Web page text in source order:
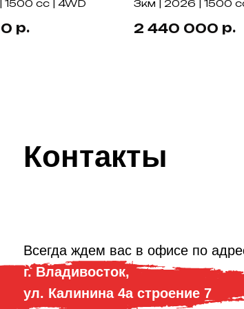
1500 cc | 4WD
р.
3км | 2026 | 1500
2 440 000 р.
Контакты
Всегда ждем вас в офисе по
г. Владивосток,
ул. Калинина 4а строение 7